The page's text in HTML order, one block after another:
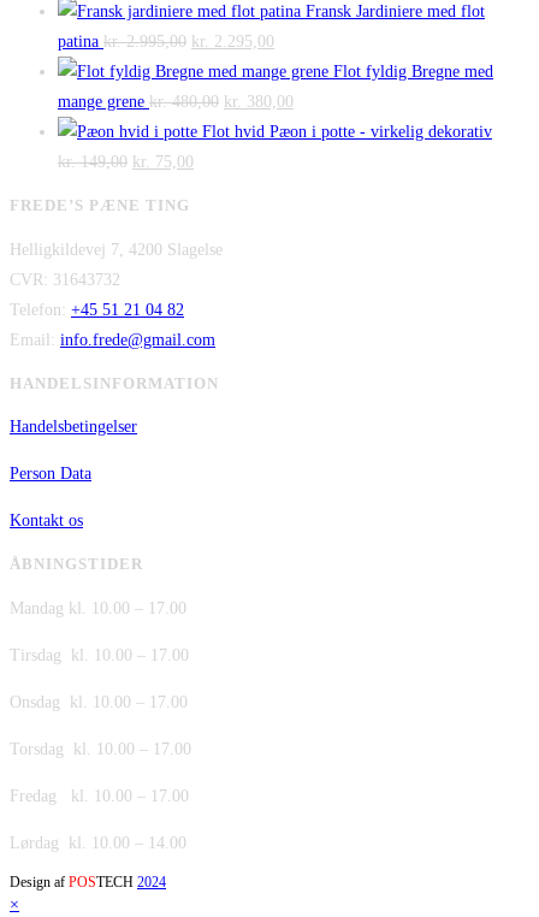
var:
kr. 140,00.
er:
oprindelige
var:
aktuelle
er:
Fransk Jardiniere med flot
patina kr.2.995,00 Den
oprindelige
pris
var:
kr. 2.995,00.
kr. 2.295,00
aktuelle
pris
er:
Flot fyldig Bregne med
mange grene kr.480,00 Den
oprindelige
kr. 380,00
aktuelle
Flot hvid Pæon i potte - virkelig dekorativ
kr.149,00 Den
var:
kr. 75,00
er:
FREDE’S PÆNE TING
Helligkildevej 7, 4200 Slagelse
CVR: 31643732
Telefon: +45 51 21 04 82
Email: info.frede@gmail.com
HANDELSINFORMATION
Handelsbetingelser
Person Data
Kontakt os
ÅBNINGSTIDER
Mandag kl. 10.00 – 17.00
Tirsdag kl. 10.00 – 17.00
Onsdag kl. 10.00 – 17.00
Torsdag kl. 10.00 – 17.00
Fredag kl. 10.00 – 17.00
Lørdag kl. 10.00 – 14.00
Design af POSTECH 2024
×